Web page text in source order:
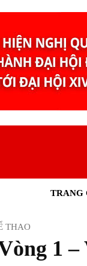
TRANG
THAO
1 –